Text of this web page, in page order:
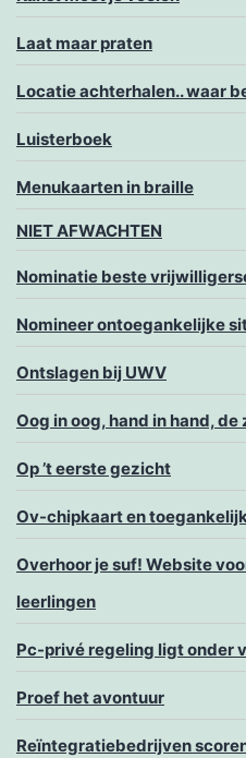
Laat maar praten
Locatie achterhalen.. waar
Luisterboek
Menukaarten in braille
NIET AFWACHTEN
Nominatie beste
Nomineer ontoegankelijke
Ontslagen bij UWV
Oog in oog, hand in hand,
Op ’t eerste gezicht
Ov-chipkaart en
Overhoor je suf! Website
leerlingen
Pc-privé regeling ligt onder
Proef het avontuur
Reïntegratiebedrijven